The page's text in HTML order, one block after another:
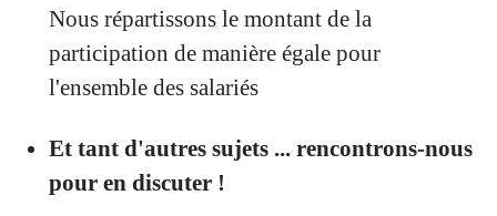
Nous répartissons le montant de la
participation de manière égale pour
l'ensemble des salariés
Et tant d'autres sujets ... rencontrons-nous
pour en discuter !